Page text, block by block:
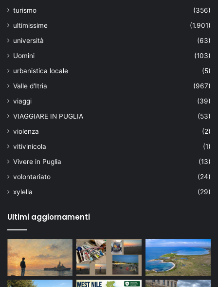
turismo
(356)
ultimissime
(1.901)
università
(63)
Uomini
(103)
urbanistica locale
(5)
Valle d'Itria
(967)
viaggi
(39)
VIAGGIARE IN PUGLIA
(53)
violenza
(2)
vitivinicola
(1)
Vivere in Puglia
(13)
volontariato
(24)
xylella
(29)
Ultimi aggiornamenti